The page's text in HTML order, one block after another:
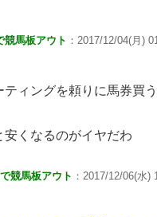
競馬板アウト ：2017/12/04(月)
ィングを頼りに馬券買
安くなるのがイヤだわ
競馬板アウト ：2017/12/06(水)